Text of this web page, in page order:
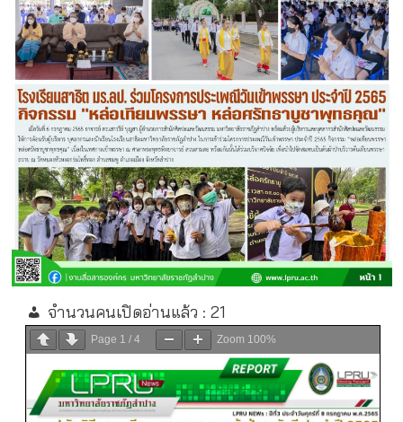
จำนวนคนเปิดอ่านแล้ว : 21
Page 1 / 4 Zoom 100%